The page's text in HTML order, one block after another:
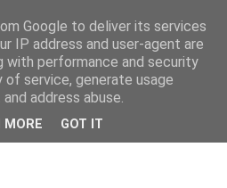
Google to deliver its services
IP address and user-agent are
with performance and security
service, generate usage
address abuse.
MORE GOT IT